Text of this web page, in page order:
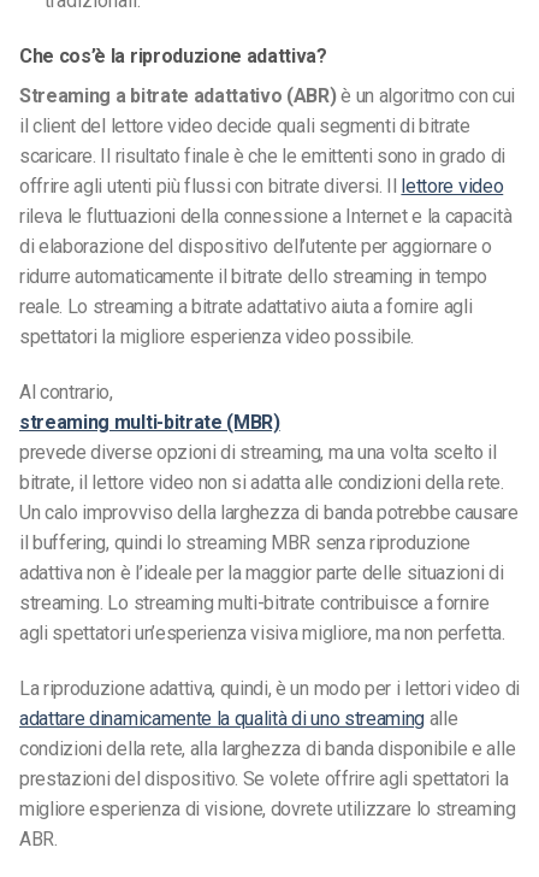
Che cos’è la riproduzione adattiva?
Streaming a bitrate adattativo (ABR)è un algoritmo con cui
il client del lettore video decide quali segmenti di bitrate
scaricare. Il risultato finale è che le emittenti sono in grado di
offrire agli utenti più flussi con bitrate diversi. Il lettore video
rileva le fluttuazioni della connessione a Internet e la capacità
di elaborazione del dispositivo dell’utente per aggiornare o
ridurre automaticamente il bitrate dello streaming in tempo
reale. Lo streaming a bitrate adattativo aiuta a fornire agli
spettatori la migliore esperienza video possibile.
Al contrario,
streaming multi-bitrate (MBR)
prevede diverse opzioni di streaming, ma una volta scelto il
bitrate, il lettore video non si adatta alle condizioni della rete.
Un calo improvviso della larghezza di banda potrebbe causare
il buffering, quindi lo streaming MBR senza riproduzione
adattiva non è l’ideale per la maggior parte delle situazioni di
streaming. Lo streaming multi-bitrate contribuisce a fornire
agli spettatori un’esperienza visiva migliore, ma non perfetta.
La riproduzione adattiva, quindi, è un modo per i lettori video di
adattare dinamicamente la qualità di uno streaming alle
condizioni della rete, alla larghezza di banda disponibile e alle
prestazioni del dispositivo. Se volete offrire agli spettatori la
migliore esperienza di visione, dovrete utilizzare lo streaming
ABR.